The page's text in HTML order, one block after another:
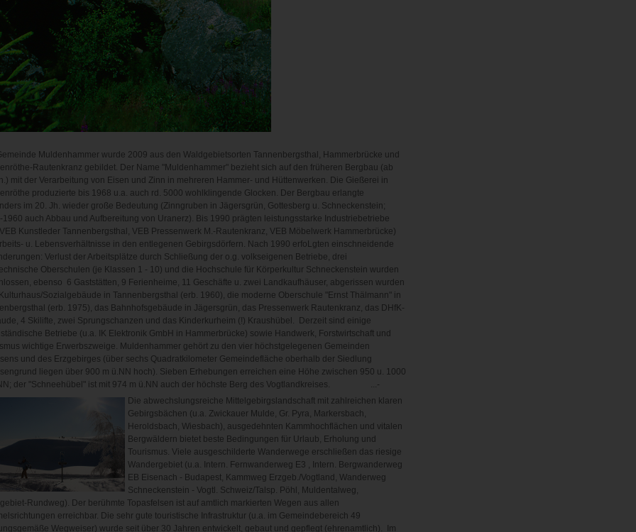
Muldenhammer wurde 2009 aus den Waldgebietsorten Tannenbergsthal, Hammerbrücke und
Rautenkranz gebildet. Der Name "Muldenhammer" bezieht sich auf den früheren Bergbau (ab
mit der Verarbeitung von Eisen und Zinn in mehreren Hammer- und Hüttenwerken. Die Gießerei in
produzierte bis 1968 u.a. auch rd. 5000 wohlklingende Glocken. Der Bergbau erlangte
im 20. Jh. wieder große Bedeutung (Zinngruben in Jägersgrün, Gottesberg u. Schneckenstein;
1960 auch Abbau und Aufbereitung von Uranerz). Bis 1990 prägten leistungsstarke Industriebetriebe
Kunstleder Tannenbergsthal, VEB Pressenwerk M.-Rautenkranz, VEB Möbelwerk Hammerbrücke)
u. Lebensverhältnisse in den entlegenen Gebirgsdörfern. Nach 1990 erfoLgten einschneidende
Verlust der Arbeitsplätze durch Schließung der o.g. volkseigenen Betriebe, drei
Oberschulen (je Klassen 1 - 10) und die Hochschule für Körperkultur Schneckenstein wurden
ebenso 6 Gaststätten, 9 Ferienheime, 11 Geschäfte u. zwei Landkaufhäuser, abgerissen wurden
Sozialgebäude in Tannenbergsthal (erb. 1960), die moderne Oberschule "Ernst Thälmann" in
(erb. 1975), das Bahnhofsgebäude in Jägersgrün, das Pressenwerk Rautenkranz, das DHfK-
4 Skilifte, zwei Sprungschanzen und das Kinderkurheim (!) Kraushübel. Derzeit sind einige
Betriebe (u.a. IK Elektronik GmbH in Hammerbrücke) sowie Handwerk, Forstwirtschaft und
wichtige Erwerbszweige. Muldenhammer gehört zu den vier höchstgelegenen Gemeinden
und des Erzgebirges (über sechs Quadratkilometer Gemeindefläche oberhalb der Siedlung
liegen über 900 m ü.NN hoch). Sieben Erhebungen erreichen eine Höhe zwischen 950 u. 1000
der "Schneehübel" ist mit 974 m ü.NN auch der höchste Berg des Vogtlandkreises. ...-
Die abwechslungsreiche Mittelgebirgslandschaft mit zahlreichen klaren
Gebirgsbächen (u.a. Zwickauer Mulde, Gr. Pyra, Markersbach,
Heroldsbach, Wiesbach), ausgedehnten Kammhochflächen und vitalen
Bergwäldern bietet beste Bedingungen für Urlaub, Erholung und
Tourismus. Viele ausgeschilderte Wanderwege erschließen das riesige
Wandergebiet (u.a. Intern. Fernwanderweg E3 , Intern. Bergwanderweg
EB Eisenach - Budapest, Kammweg Erzgeb./Vogtland, Wanderweg
Schneckenstein - Vogtl. Schweiz/Talsp. Pöhl, Muldentalweg,
Rundweg). Der berühmte Topasfelsen ist auf amtlich markierten Wegen aus allen
erreichbar. Die sehr gute touristische Infrastruktur (u.a. im Gemeindebereich 49
Wegweiser) wurde seit über 30 Jahren entwickelt, gebaut und gepflegt (ehrenamtlich). Im